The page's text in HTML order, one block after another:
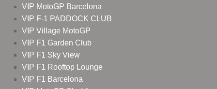
VIP MotoGP Barcelona
VIP F-1 PADDOCK CLUB
VIP Village MotoGP
VIP F1 Garden Club
VIP F1 Sky View
VIP F1 Rooftop Lounge
VIP F1 Barcelona